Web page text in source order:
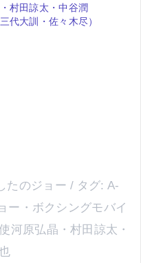
村田諒太・中谷潤
代大訓・佐々木尽）
たのジョー タグ:A-
ー ・ ボクシングモバイ
河原弘晶 ・ 村田諒太 ・